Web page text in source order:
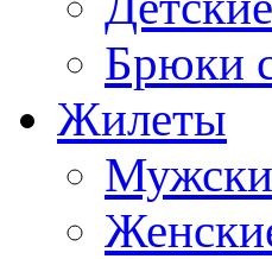
Брюки
Жилеты